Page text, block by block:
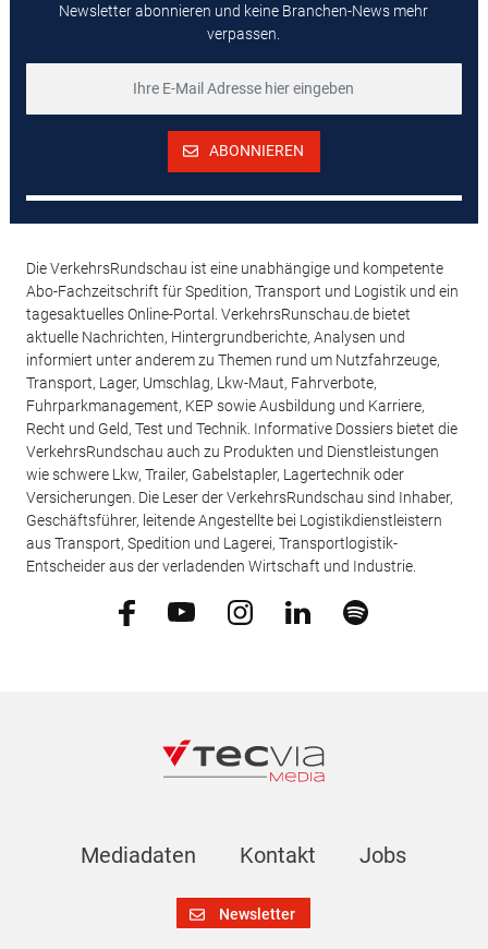
Newsletter abonnieren und keine Branchen-News mehr
verpassen.
ABONNIEREN
Die VerkehrsRundschau ist eine unabhängige und kompetente
Abo-Fachzeitschrift für Spedition, Transport und Logistik und ein
tagesaktuelles Online-Portal. VerkehrsRunschau.de bietet
aktuelle Nachrichten, Hintergrundberichte, Analysen und
informiert unter anderem zu Themen rund um Nutzfahrzeuge,
Transport, Lager, Umschlag, Lkw-Maut, Fahrverbote,
Fuhrparkmanagement, KEP sowie Ausbildung und Karriere,
Recht und Geld, Test und Technik. Informative Dossiers bietet die
VerkehrsRundschau auch zu Produkten und Dienstleistungen
wie schwere Lkw, Trailer, Gabelstapler, Lagertechnik oder
Versicherungen. Die Leser der VerkehrsRundschau sind Inhaber,
Geschäftsführer, leitende Angestellte bei Logistikdienstleistern
aus Transport, Spedition und Lagerei, Transportlogistik-
Entscheider aus der verladenden Wirtschaft und Industrie.
Mediadaten Kontakt Jobs
Newsletter